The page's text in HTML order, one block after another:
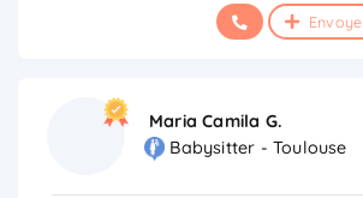
Maria Camila G.
Babysitter - Toulouse